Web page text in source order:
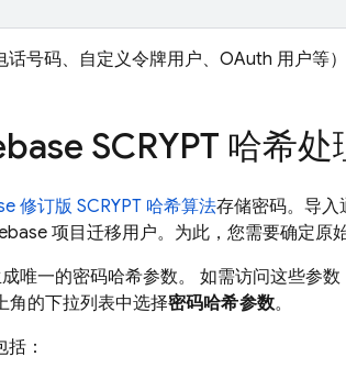
号码、自定义令牌用户、OAuth 用户等
SCRYPT 哈希
修订版 SCRYPT 哈希算法存储密码。导入
项目迁移用户。为此，您需要确定原
唯一的密码哈希参数。 如需访问这些参
角的下拉列表中选择密码哈希参数。
：